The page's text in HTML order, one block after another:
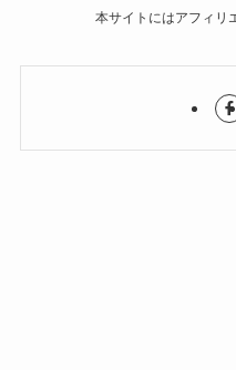
本サイトにはアフィリ